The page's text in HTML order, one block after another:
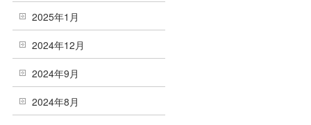
2025年1月
2024年12月
2024年9月
2024年8月